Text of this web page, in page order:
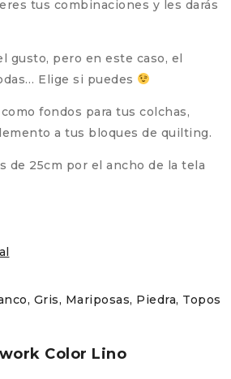
tus combinaciones y les darás
gusto, pero en este caso, el
Elige si puedes
fondos para tus colchas,
a tus bloques de quilting.
de 25cm por el ancho de la tela
Gris, Mariposas, Piedra, Topos
Color Lino